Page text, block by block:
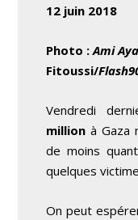
12 juin 2018
Photo :Ami
Fitoussi/
Vendredi
million à Gaza
de moins
quelques
On peut